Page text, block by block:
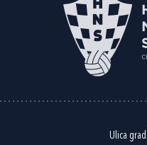
Ulica